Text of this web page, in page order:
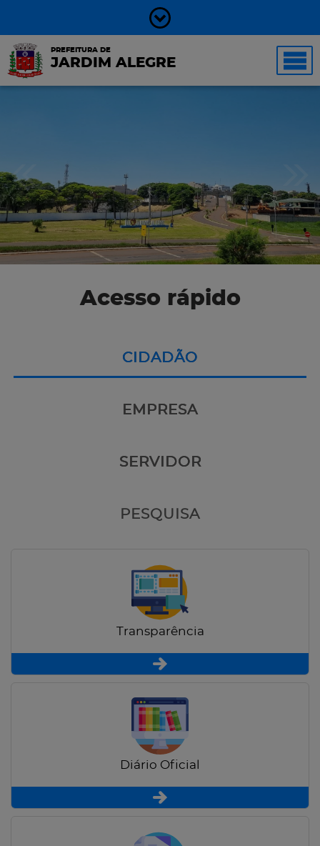
PREFEITURA DE
JARDIM ALEGRE
Acesso rápido
CIDADÃO
EMPRESA
SERVIDOR
PESQUISA
Transparência
Diário Oficial